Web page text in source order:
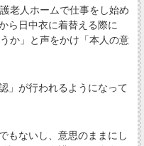
老人ホームで仕事をし始め
ら日中衣に着替える際に
か」と声をかけ「本人の意
」が行われるようになって
もないし、意思のままにし